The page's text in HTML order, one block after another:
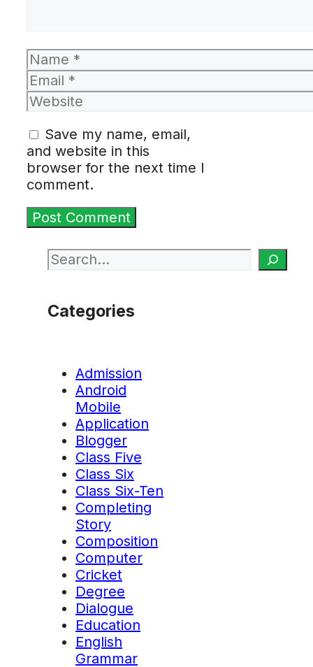
Name
Email
Website
Save my name, email,
and website in this
browser for the next time I
comment.
Search
Categories
Admission
Android
Mobile
Application
Blogger
Class Five
Class Six
Class Six-Ten
Completing
Story
Composition
Computer
Cricket
Degree
Dialogue
Education
English
Grammar